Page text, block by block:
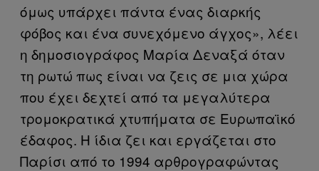
όμως υπάρχει πάντα ένας διαρκής
φόβος και ένα συνεχόμενο άγχος», λέει
η δημοσιογράφος Μαρία Δεναξά όταν
τη ρωτώ πως είναι να ζεις σε μια χώρα
που έχει δεχτεί από τα μεγαλύτερα
τρομοκρατικά χτυπήματα σε Ευρωπαϊκό
έδαφος. H ίδια ζει και εργάζεται στο
Παρίσι από το 1994 αρθρογραφώντας